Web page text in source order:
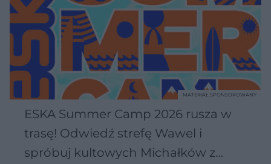
ESKA Summer Camp 2026 rusza w
trasę! Odwiedź strefę Wawel i
spróbuj kultowych Michałków z
MATERIAŁ SPONSOROWANY